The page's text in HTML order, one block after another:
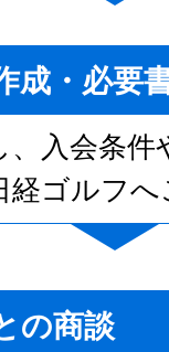
成・必要
、入会条
経ゴルフ
の商談